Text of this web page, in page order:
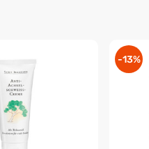
-13%